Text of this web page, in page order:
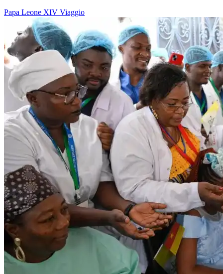
Papa Leone XIV Viaggio